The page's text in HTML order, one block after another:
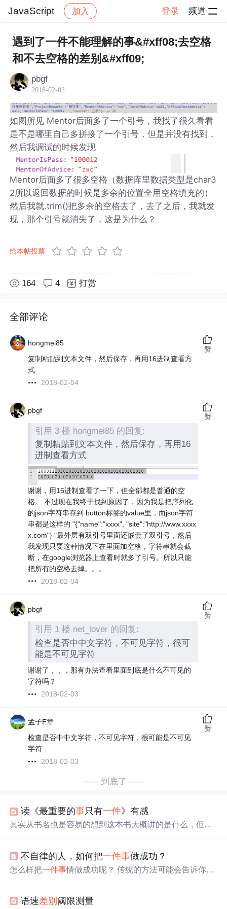
JavaScript 加入 登录 频道
社区 JavaScript 帖子详情
遇到了一件不能理解的事&#xff08;去空格
和不去空格的差别&#xff09;
pbgf
2018-02-02
如图所见 Mentor后面多了一个引号，我找了很久看看
是不是哪里自己多拼接了一个引号，但是并没有找到，
然后我调试的时候发现
Mentor后面多了很多空格（数据库里数据类型是char3
2所以返回数据的时候是多余的位置全用空格填充的）
然后我就.trim()把多余的空格去了，去了之后，我就发
现，那个引号就消失了，这是为什么？
给本帖投票
164 4 打赏
全部评论
hongmei85
复制粘贴到文本文件，然后保存，再用16进制查看方
式
2018-02-04
赞
pbgf
引用 3 楼 hongmei85 的回复:
复制粘贴到文本文件，然后保存，再用16
进制查看方式
谢谢，用16进制查看了一下，但全部都是普通的空
格。 不过现在我终于找到原因了，因为我是把序列化
的json字符串存到 button标签的value里，而json字符
串都是这样的 "{"name":"xxxx", "site":"http://www.xxxx
x.com"} "最外层有双引号里面还嵌套了双引号，然后
我发现只要这种情况下在里面加空格，字符串就会截
断，在google浏览器上查看时就多了引号。所以只能
把所有的空格去掉。。。
2018-02-04
赞
pbgf
引用 1 楼 net_lover 的回复:
检查是否中中文字符，不可见字符，很可
能是不可见字符
谢谢了，，，那有办法查看里面到底是什么不可见的
字符吗？
2018-02-03
赞
孟子E章
检查是否中中文字符，不可见字符，很可能是不可见
字符
2018-02-03
赞
——到底了——
读《最重要的事只有一件》有感
其实从书名也是容易的想到这本书大概讲的是什么，但是
所阐述的道理。但是怎么说呢，写书的人写书实际上也是
想给志同道合的的人看的。有意见不急着反驳，应该是在
不自律的人，如何把一件事做成功？
怎么样把一件事情做成功呢？ 传统的方法可能会告诉你：
目标，再实现一个小目标，就这样拾级往上…… 比如：我
语速差别 阈限测量